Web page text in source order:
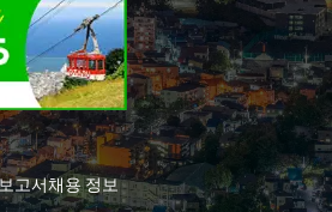
고서채용 정보